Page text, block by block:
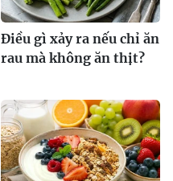
Điều gì xảy ra nếu chỉ ăn
rau mà không ăn thịt?